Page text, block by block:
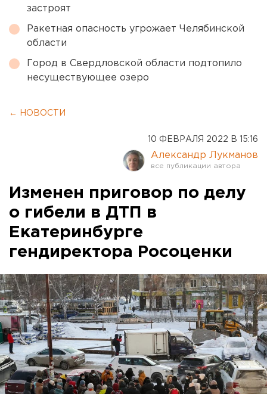
застроят
Ракетная опасность угрожает Челябинской
области
Город в Свердловской области подтопило
несуществующее озеро
← НОВОСТИ
10 ФЕВРАЛЯ 2022 В 15:16
Александр Лукманов
Изменен приговор по делу
о гибели в ДТП в
Екатеринбурге
гендиректора Росоценки